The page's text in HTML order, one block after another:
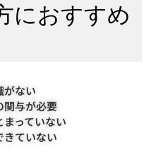
におすすめ
がない
関与が必要
っていない
きていない